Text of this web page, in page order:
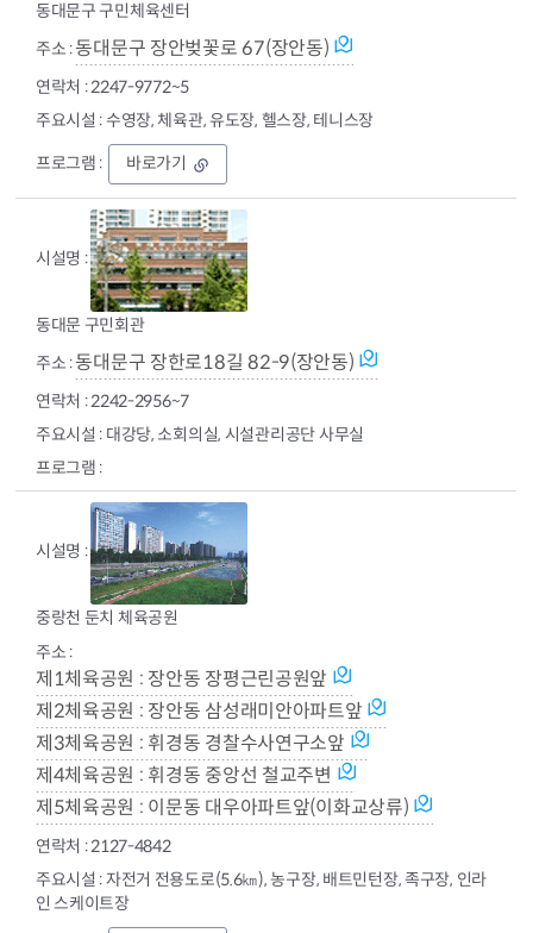
동대문구 구민체육센터
동대문구 장안벚꽃로 67(장안동)
2247-9772~5
수영장, 체육관, 유도장, 헬스장, 테니스장
동
대
문
구
구
민
체
육
센
터
바로가기
동대문 구민회관
동대문구 장한로18길 82-9(장안동)
2242-2956~7
대강당, 소회의실, 시설관리공단 사무실
중랑천 둔치 체육공원
제1체육공원 : 장안동 장평근린공원앞
제2체육공원 : 장안동 삼성래미안아파트앞
제3체육공원 : 휘경동 경찰수사연구소앞
제4체육공원 : 휘경동 중앙선 철교주변
제5체육공원 : 이문동 대우아파트앞(이화교상류)
2127-4842
자전거 전용도로(5.6㎞), 농구장, 배트민턴장, 족구장, 인라
인 스케이트장